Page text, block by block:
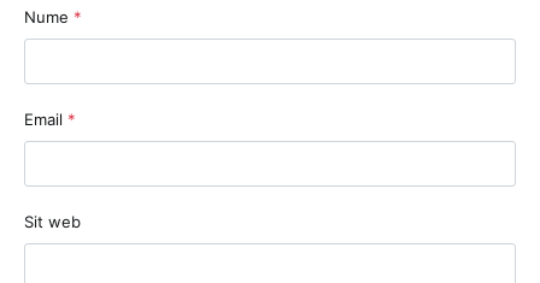
Nume *
Email *
Sit web